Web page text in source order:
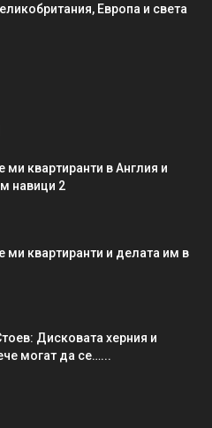
Европа и света
ми квартиранти в Англия и
навици 2
ми квартиранти и делата им в
Дисковата херния и
могат да се…...